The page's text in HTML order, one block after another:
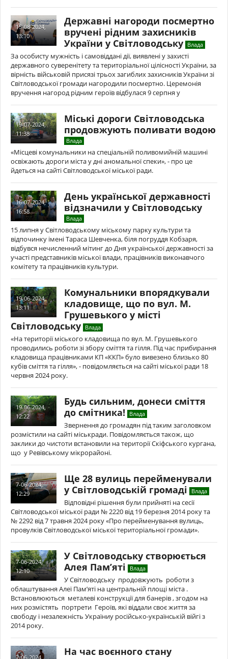
15-08-2024,
13:10
Державні нагороди посмертно
вручені рідним захисників
України у Світловодську Влада
За особисту мужність і самовіддані дії, виявлені у захисті
державного суверенітету та територіальної цілісності України, за
вірність військовій присязі трьох загиблих захисників України зі
Світловодської громади нагородили посмертно. Церемонія
вручення нагород рідним героїв відбулася 9 серпня у
19-07-2024,
11:38
Міські дороги Світловодська
продовжують поливати водою
Влада
«Місцеві комунальники на спеціальній поливомийній машині
освіжають дороги міста у дні аномальної спеки», - про це
йдеться на сайті Світловодської міської ради.
16-07-2024,
16:58
День української державності
відзначили у Світловодську
Влада
15 липня у Світловодському міському парку культури та
відпочинку імені Тараса Шевченка, біля погруддя Кобзаря,
відбувся нечисленний мітинг до Дня української державності за
участі представників міської влади, працівників виконавчого
комітету та працівників культури.
19-06-2024,
13:11
Комунальники впорядкували
кладовище, що по вул. М.
Грушевького у місті
Світловодську Влада
«На території міського кладовища по вул. М. Грушевького
проводились роботи зі збору сміття та гілля. Під час прибирання
кладовища працівниками КП «ККП» було вивезено близько 80
кубів сміття та гілля», - повідомляється на сайті міської ради 18
червня 2024 року.
19-06-2024,
12:22
Будь сильним, донеси сміття
до смітника!
Влада
Звернення до громадян під таким заголовком
розмістили на сайті міськради. Повідомляється також, що
заклики до чистоти встановили на території Скіфського кургана,
що у Ревівському мікрорайоні.
7-06-2024,
12:29
Ще 28 вулиць перейменували
у Світловодській громаді
Влада
Відповідні рішення були прийняті на сесії
Світловодської міської ради № 2220 від 19 березня 2014 року та
№ 2292 від 7 травня 2024 року «Про перейменування вулиць,
провулків Світловодської міської територіальної громади».
7-06-2024,
12:10
У Світловодську створюється
Алея Пам’яті
Влада
У Світловодську продовжують роботи з
облаштування Алеї Пам’яті на центральній площі міста .
Встановлюються металеві конструкції для банерів , згодом на
них розмістять портрети Героїв, які віддали своє життя за
свободу і незалежність Україниу російсько-українській війгі з
2014 року.
7-06-2024,
На час воєнного стану